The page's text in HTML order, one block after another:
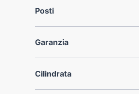
Posti
Garanzia
Cilindrata